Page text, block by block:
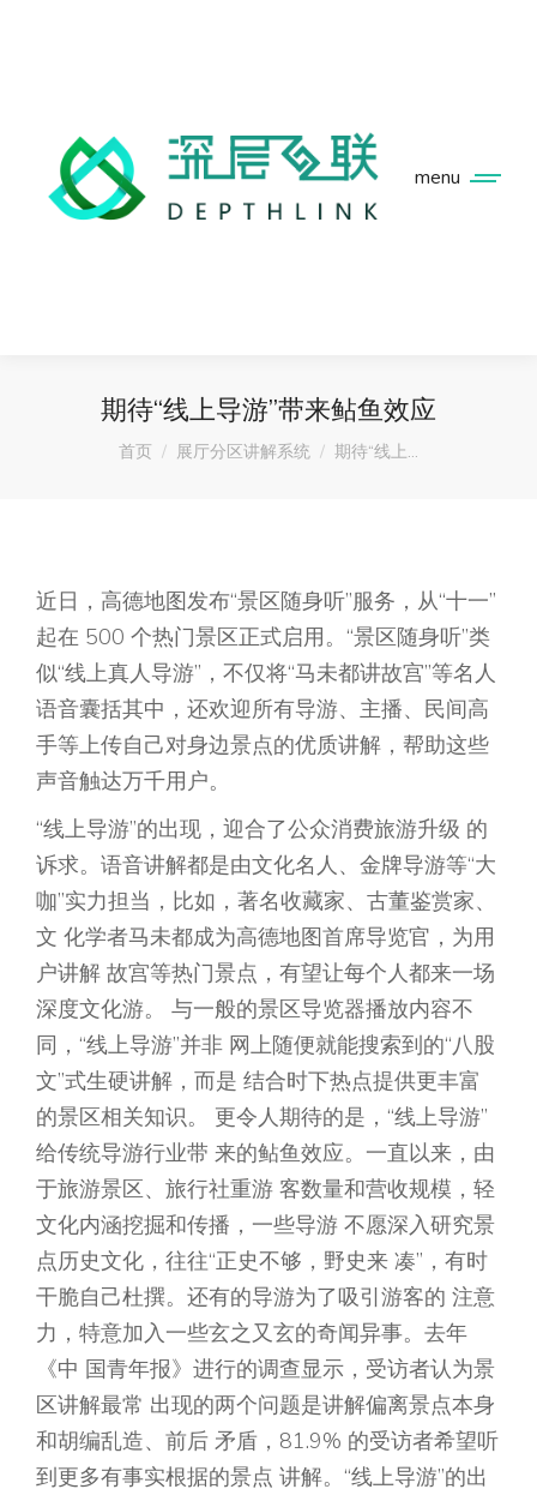
menu
期待“线上导游”带来鲇鱼效应
您在这里：
首页 展厅分区讲解系统 期待“线上…
近日，高德地图发布“景区随身听”服务，从“十一”
起在 500 个热门景区正式启用。“景区随身听”类
似“线上真人导游”，不仅将“马未都讲故宫”等名人
语音囊括其中，还欢迎所有导游、主播、民间高
手等上传自己对身边景点的优质讲解，帮助这些
声音触达万千用户。
“线上导游”的出现，迎合了公众消费旅游升级 的
诉求。语音讲解都是由文化名人、金牌导游等“大
咖”实力担当，比如，著名收藏家、古董鉴赏家、
文 化学者马未都成为高德地图首席导览官，为用
户讲解 故宫等热门景点，有望让每个人都来一场
深度文化游。 与一般的景区导览器播放内容不
同，“线上导游”并非 网上随便就能搜索到的“八股
文”式生硬讲解，而是 结合时下热点提供更丰富
的景区相关知识。 更令人期待的是，“线上导游”
给传统导游行业带 来的鲇鱼效应。一直以来，由
于旅游景区、旅行社重游 客数量和营收规模，轻
文化内涵挖掘和传播，一些导游 不愿深入研究景
点历史文化，往往“正史不够，野史来 凑”，有时
干脆自己杜撰。还有的导游为了吸引游客的 注意
力，特意加入一些玄之又玄的奇闻异事。去年
《中 国青年报》进行的调查显示，受访者认为景
区讲解最常 出现的两个问题是讲解偏离景点本身
和胡编乱造、前后 矛盾，81.9% 的受访者希望听
到更多有事实根据的景点 讲解。“线上导游”的出